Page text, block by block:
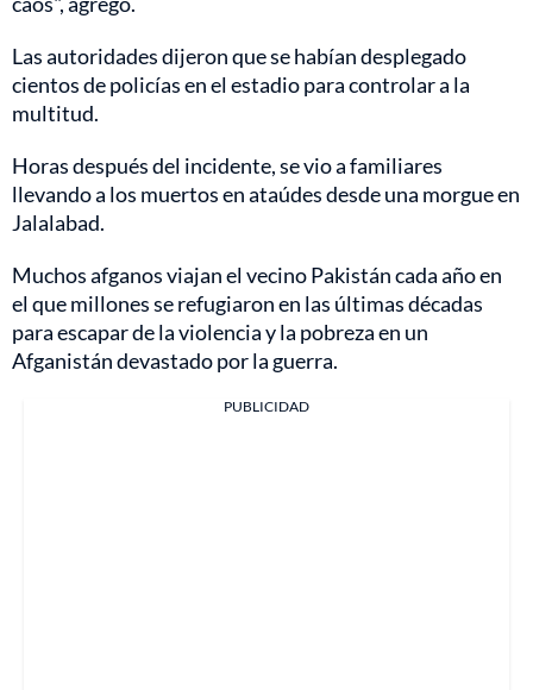
Las autoridades dijeron que se habían desplegado
cientos de policías en el estadio para controlar a la
multitud.
Horas después del incidente, se vio a familiares
llevando a los muertos en ataúdes desde una morgue en
Jalalabad.
Muchos afganos viajan el vecino Pakistán cada año en
el que millones se refugiaron en las últimas décadas
para escapar de la violencia y la pobreza en un
Afganistán devastado por la guerra.
PUBLICIDAD